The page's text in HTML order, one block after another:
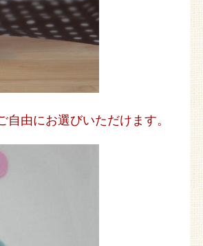
由にお選びいただけます。